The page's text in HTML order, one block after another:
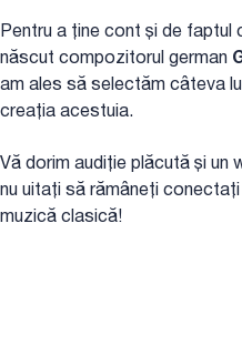
Pentru a ține cont și de faptul
născut compozitorul german
am ales să selectăm câteva
creația acestuia.
Vă dorim audiție plăcută și un
nu uitați să rămâneți
muzică clasică!